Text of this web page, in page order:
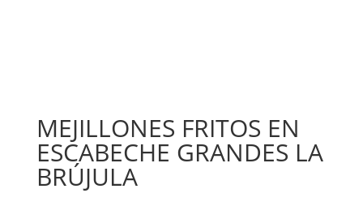
MEJILLONES FRITOS EN
ESCABECHE GRANDES LA
BRÚJULA